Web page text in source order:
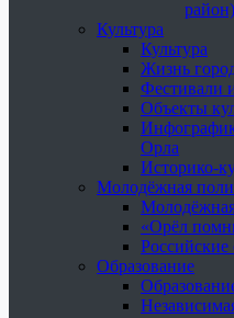
район)
Культура
Культура
Жизнь
Фестивали
Объекты
Орла
Историко-
Молодёжная
«Орёл
Российские
Образование